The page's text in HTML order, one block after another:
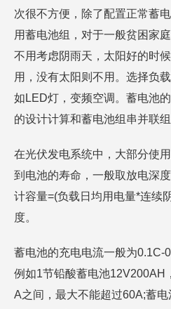
次很不方便，除了配置正常蓄
用蓄电池组，对于一般贫困家
不用考虑阴雨天，太阳好的时
用，没有太阳则不用。选择负
如LED灯，变频空调。蓄电池
的设计计算和蓄电池组串并联组
在光伏发电系统中，大部分使
到电池的寿命，一般取放电深
计容量=(负载日均用电量*连续
度。
蓄电池的充电电流一般为0.1C-
例如1节铅酸蓄电池12V200AH
A之间，最大不能超过60A;蓄